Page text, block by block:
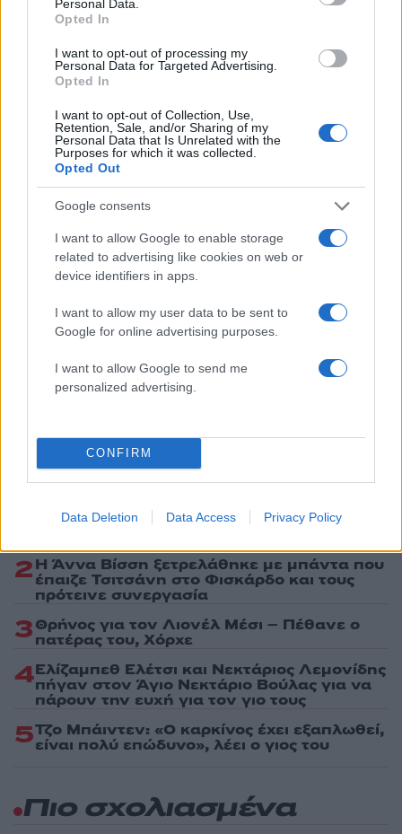
Personal Data.
Opted In
I want to opt-out of processing my
Personal Data for Targeted Advertising.
Opted In
I want to opt-out of Collection, Use,
Retention, Sale, and/or Sharing of my
Personal Data that Is Unrelated with the
Purposes for which it was collected.
Opted Out
Google consents
I want to allow Google to enable storage
related to advertising like cookies on web or
device identifiers in apps.
I want to allow my user data to be sent to
Google for online advertising purposes.
I want to allow Google to send me
personalized advertising.
CONFIRM
Data Deletion Data Access Privacy Policy
2000 /2000
Όροι Χρήσης. Το site προστατεύεται από reCAPTCHA, ισχύουν
Πολιτική Απορρήτου&Όροι Χρήσηςτης Google.
Πολιτική
ΘΡΑΚΗ
ΜΟΥΣΟΥΛΜΑΝΙΚΗ ΜΕΙΟΝΟΤΗΤΑ
ΝΙΚΟΣ ΔΕΝΔΙΑΣ
Share:
Ακολουθήστε το Νewsit.gr στο Google News
ενημερωθείτε πρώτοι για όλη την ειδησεογραφία και τα
Πιο δημοφιλή
Νίκα κάνουν διακοπές με πολυτελές γιοτ
2Η Άννα Βίσση ξετρελάθηκε με μπάντα που
έπαιζε Τσιτσάνη στο Φισκάρδο και τους
πρότεινε συνεργασία
3Θρήνος για τον Λιονέλ Μέσι – Πέθανε ο
πατέρας του, Χόρχε
4Ελίζαμπεθ Ελέτσι και Νεκτάριος Λεμονίδης
πήγαν στον Άγιο Νεκτάριο Βούλας για να
πάρουν την ευχή για τον γιο τους
5Τζο Μπάιντεν: «Ο καρκίνος έχει εξαπλωθεί,
είναι πολύ επώδυνο», λέει ο γιος του
Πιο σχολιασμένα